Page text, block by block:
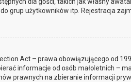
grup użytkowników itp. Rejestracja
Act – prawa obowiązującego od
informacje od osób małoletnich –
prawnych na zbieranie informacji